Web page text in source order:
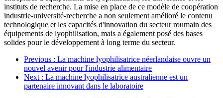
instituts de recherche. La mise en place de ce modèle de coopération
industrie-université-recherche a non seulement amélioré le contenu
technologique et les capacités d'innovation du secteur roumain des
équipements de lyophilisation, mais a également posé des bases
solides pour le développement à long terme du secteur.
Previous : La machine lyophilisatrice néerlandaise ouvre un
nouvel avenir pour l'industrie alimentaire
Next : La machine lyophilisatrice australienne est un
partenaire innovant dans le laboratoire